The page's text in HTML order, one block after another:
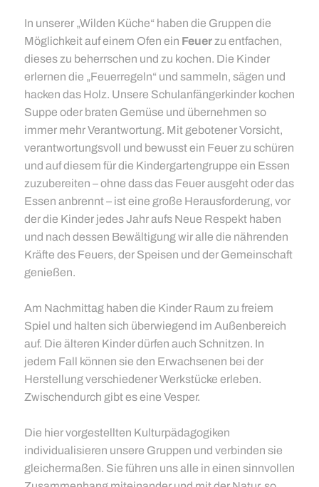
In unserer „Wilden Küche“ haben die Gruppen die
Möglichkeit auf einem Ofen ein Feuerzu entfachen,
dieses zu beherrschen und zu kochen. Die Kinder
erlernen die „Feuerregeln“ und sammeln, sägen und
hacken das Holz. Unsere Schulanfängerkinder kochen
Suppe oder braten Gemüse und übernehmen so
immer mehr Verantwortung. Mit gebotener Vorsicht,
verantwortungsvoll und bewusst ein Feuer zu schüren
und auf diesem für die Kindergartengruppe ein Essen
zuzubereiten – ohne dass das Feuer ausgeht oder das
Essen anbrennt – ist eine große Herausforderung, vor
der die Kinder jedes Jahr aufs Neue Respekt haben
und nach dessen Bewältigung wir alle die nährenden
Kräfte des Feuers, der Speisen und der Gemeinschaft
genießen.
Am Nachmittag haben die Kinder Raum zu freiem
Spiel und halten sich überwiegend im Außenbereich
auf. Die älteren Kinder dürfen auch Schnitzen. In
jedem Fall können sie den Erwachsenen bei der
Herstellung verschiedener Werkstücke erleben.
Zwischendurch gibt es eine Vesper.
Die hier vorgestellten Kulturpädagogiken
individualisieren unsere Gruppen und verbinden sie
gleichermaßen. Sie führen uns alle in einen sinnvollen